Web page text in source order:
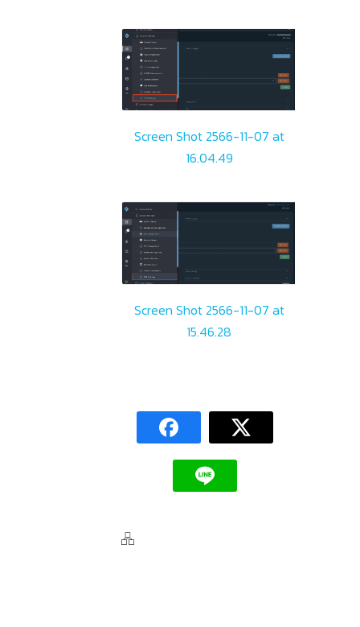
Screen Shot 2566-11-07 at
16.04.49
Screen Shot 2566-11-07 at
15.46.28